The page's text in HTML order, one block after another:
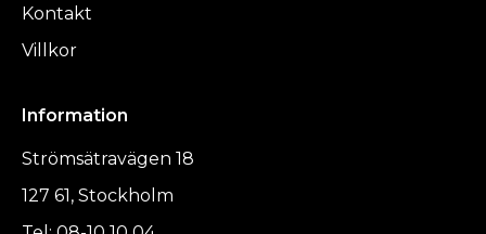
Kontakt
Villkor
Information
Strömsätravägen 18
127 61, Stockholm